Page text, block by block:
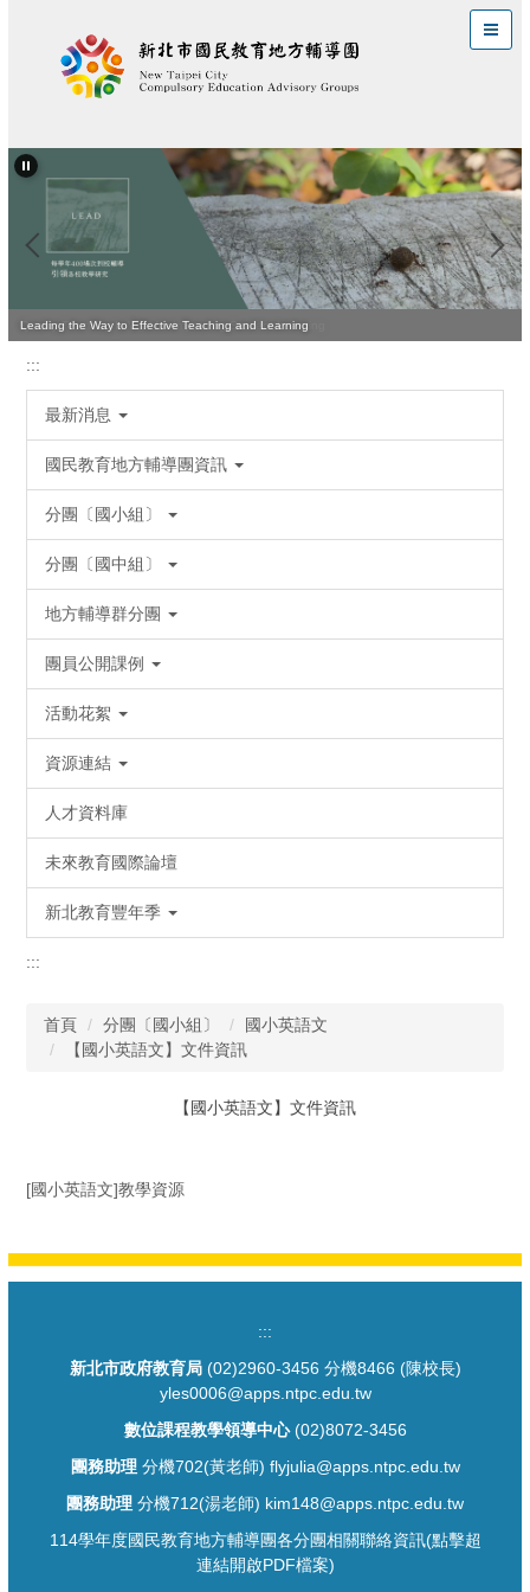
區
Quality Teaching Is Vital for Improving Student Learning
Leading the Way to Effective Teaching and Learning
:::
最新消息
國民教育地方輔導團資訊
分團〔國小組〕
分團〔國中組〕
地方輔導群分團
團員公開課例
活動花絮
資源連結
人才資料庫
未來教育國際論壇
新北教育豐年季
:::
首頁 分團〔國小組〕
國小英語文
【國小英語文】文件資訊
【國小英語文】文件資訊
[國小英語文]教學資源
:::
新北市政府教育局(02)2960-3456 分機8466 (陳校長)
yles0006@apps.ntpc.edu.tw
數位課程教學領導中心(02)8072-3456
團務助理分機702(黃老師) flyjulia@apps.ntpc.edu.tw
團務助理 分機712(湯老師) kim148@apps.ntpc.edu.tw
114學年度國民教育地方輔導團各分團相關聯絡資訊(點擊超
連結開啟PDF檔案)